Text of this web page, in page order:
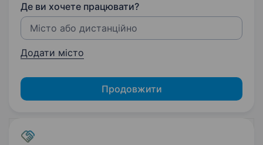
Де ви хочете працювати?
Додати місто
Продовжити